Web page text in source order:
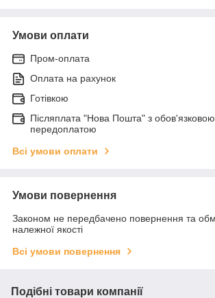
Умови оплати
Пром-оплата
Оплата на рахунок
Готівкою
Післяплата "Нова Пошта" з
передоплатою
Всі умови оплати
Умови повернення
Законом не передбачено повернення та
належної якості
Всі умови повернення
Подібні товари компанії